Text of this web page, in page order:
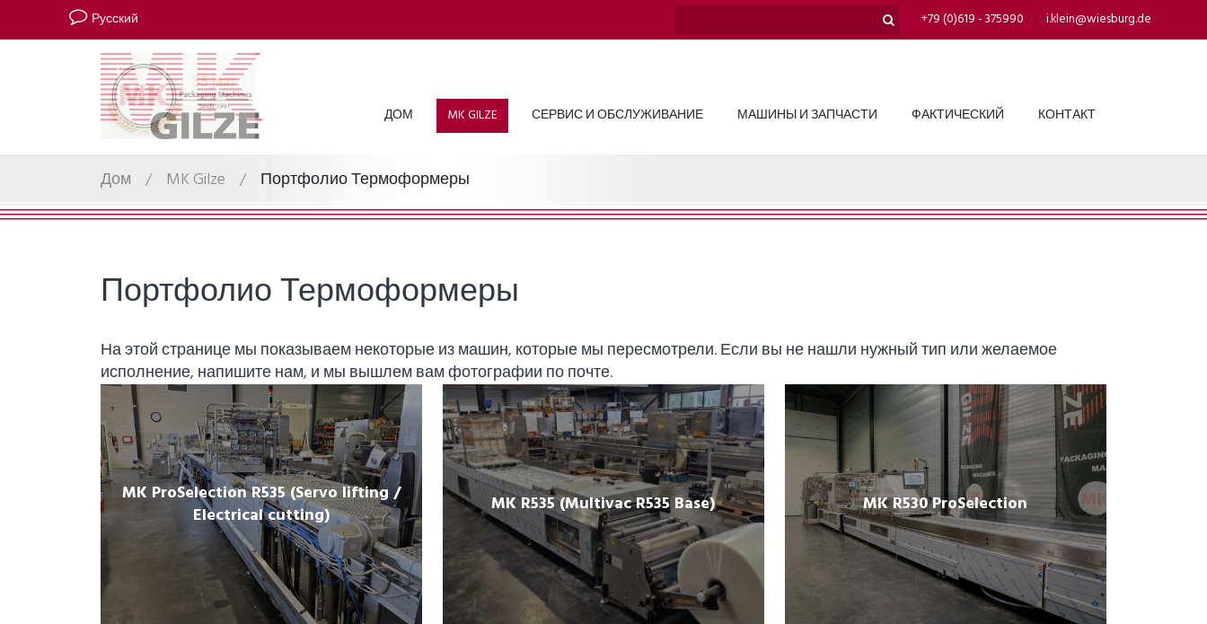
Русский i.klein@wiesburg.de
+79 (0)619 - 375990
ДОМ MK GILZE СЕРВИС И ОБСЛУЖИВАНИЕ МАШИНЫ И ЗАПЧАСТИ ФАКТИЧЕСКИЙ КОНТАКТ
Дом / MK Gilze / Портфолио Термоформеры
Портфолио Термоформеры
На этой странице мы показываем некоторые из машин, которые мы пересмотрели. Если вы не нашли нужный тип или желаемое
исполнение, напишите нам, и мы вышлем вам фотографии по почте.
MK ProSelection R535 (Servo lifting /
Electrical cutting)
MK R535 (Multivac R535 Base) MK R530 ProSelection